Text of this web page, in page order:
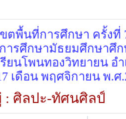
พื้นที่การศึกษา ครั้งที่
รศึกษามัธยมศึกษาศึก
นโพนทองวิทยายน อ
เดือน พฤศจิกายน พ.ศ
: ศิลปะ-ทัศนศิลป์